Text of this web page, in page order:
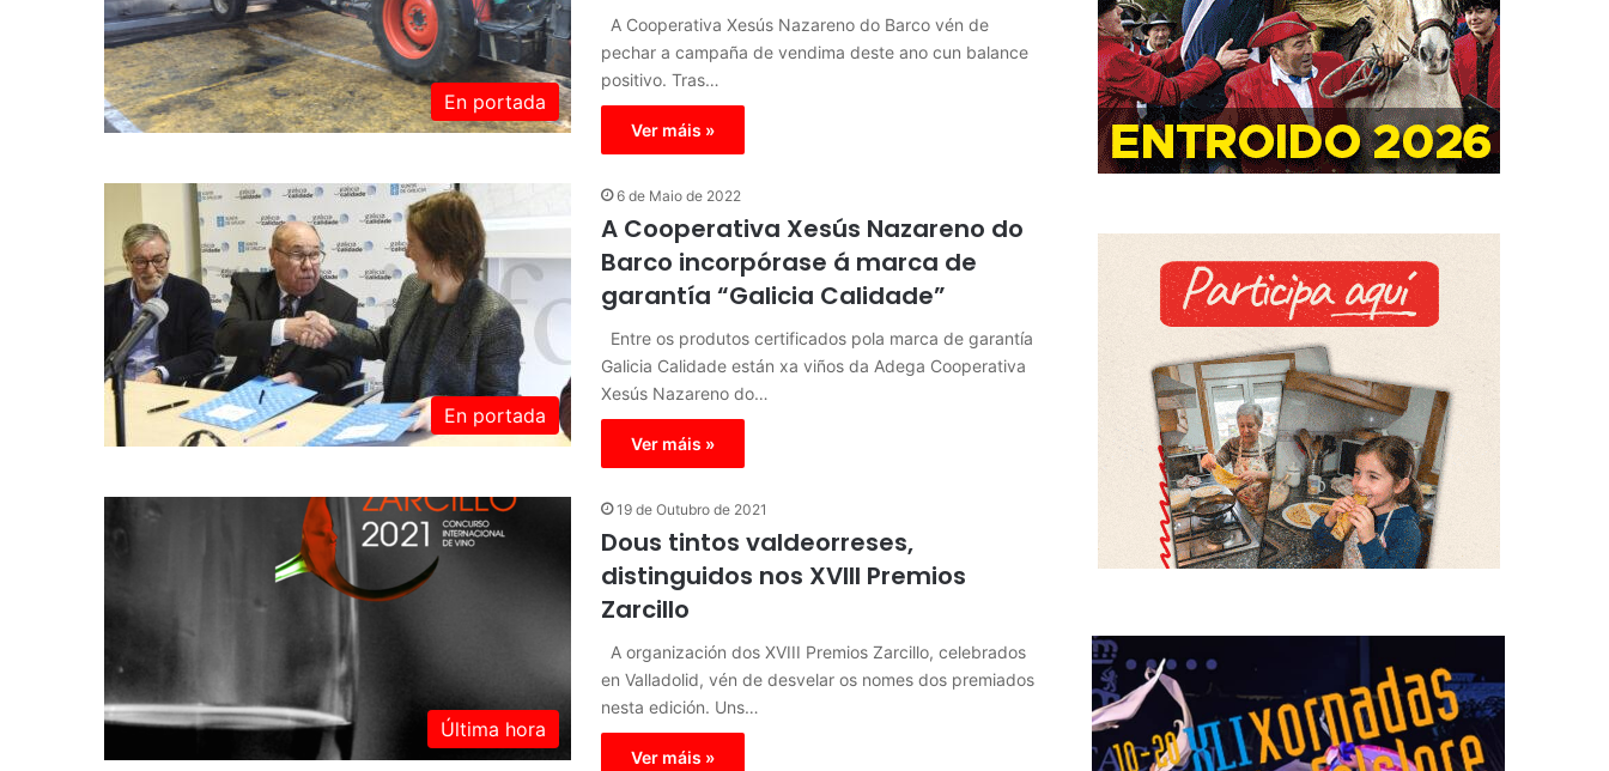
En portada
A Cooperativa Xesús Nazareno do Barco vén de
pechar a campaña de vendima deste ano cun balance
positivo. Tras…
Ver máis »
En portada
6 de Maio de 2022
A Cooperativa Xesús Nazareno do
Barco incorpórase á marca de
garantía “Galicia Calidade”
Entre os produtos certificados pola marca de garantía
Galicia Calidade están xa viños da Adega Cooperativa
Xesús Nazareno do…
Ver máis »
Última hora
19 de Outubro de 2021
Dous tintos valdeorreses,
distinguidos nos XVIII Premios
Zarcillo
A organización dos XVIII Premios Zarcillo, celebrados
en Valladolid, vén de desvelar os nomes dos premiados
nesta edición. Uns…
Ver máis »